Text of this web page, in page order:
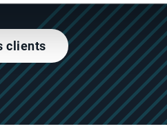
clients